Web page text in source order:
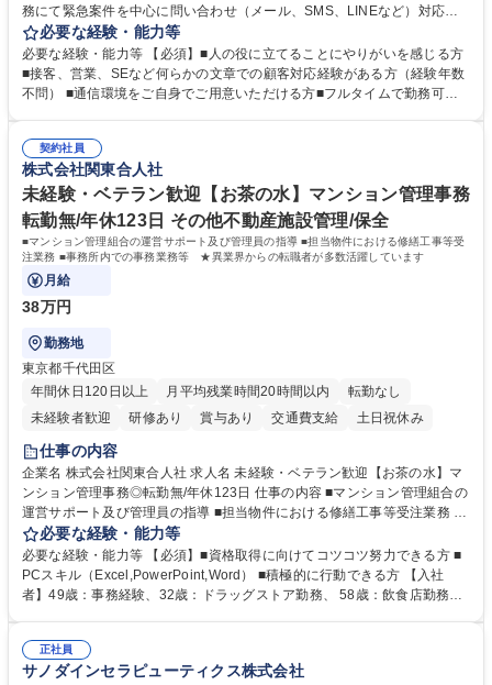
務にて緊急案件を中心に問い合わせ（メール、SMS、LINEなど）対応、
契約開始手続き処理などを行なっていただきます。カスタマーサクセス
（Digiops：デジオプス）と運用構築の業務となります。 ■お問い合わせ
対応業務全般（システム入力、契約手続き含む） ■デジタルコミュニケー
ションツール（メール、SMS、LINE等）を使用 ■お客様のニーズに応じた
添ってサービス提供できることが魅力 募集職種 【リモート/カスタマーサ
クセス】平日夕方以降を中心にリモートワークで対応
必要な経験・能力等
必要な経験・能力等 【必須】■人の役に立てることにやりがいを感じる方
■接客、営業、SEなど何らかの文章での顧客対応経験がある方（経験年数
不問） ■通信環境をご自身でご用意いただける方■フルタイムで勤務可能
境に貢献したい■改善提案や改善アクション等新しいことに意欲がある方
【英語（語学力）】■翻訳ツールを用い英語でコミュニケーションをとる
ことに抵抗がない方■英語は話せなくても問題はありませんが、英語が話
せますと、よりチャンスが広がります。※日本語がネイティブレベル必須
学歴・資格 学歴：大学院 大学 高専 短大 専修学校 高校 語学力： 資格：
契約社員
株式会社関東合人社
未経験・ベテラン歓迎【お茶の水】マンション管理事務
転勤無/年休123日 その他不動産施設管理/保全
■マンション管理組合の運営サポート及び管理員の指導 ■担当物件における修繕工事等受
注業務 ■事務所内での事務業務等 ★異業界からの転職者が多数活躍しています
月給
38万円
勤務地
東京都千代田区
年間休日120日以上
月平均残業時間20時間以内
転勤なし
未経験者歓迎
研修あり 賞与あり 交通費支給 土日祝休み
仕事の内容
企業名 株式会社関東合人社 求人名 未経験・ベテラン歓迎【お茶の水】マ
ンション管理事務◎転勤無/年休123日 仕事の内容 ■マンション管理組合の
運営サポート及び管理員の指導 ■担当物件における修繕工事等受注業務 ■
事務所内での事務業務等 ★異業界からの転職者が多数活躍しています
【年収補足】532万円 ＋別途インセンティヴで平均約100万円/年（昨年度
実績） ＋管理業務主任者資格手当50,000円/月 ★親会社である株式会社合
人社計画研究所社のグループ会社として、質の高いサービスと適性価格を
無/年休123日
必要な経験・能力等
必要な経験・能力等 【必須】■資格取得に向けてコツコツ努力できる方 ■
PCスキル（Excel,PowerPoint,Word） ■積極的に行動できる方 【入社
者】49歳：事務経験、32歳：ドラッグストア勤務、 58歳：飲食店勤務
得出来ております！ 【魅力】■フレックス制度、未経験からでも下限年収
を一律支給！ ■管理業務主任者資格取得後には50,000円/月の手当あり！
正社員
サノダインセラピューティクス株式会社